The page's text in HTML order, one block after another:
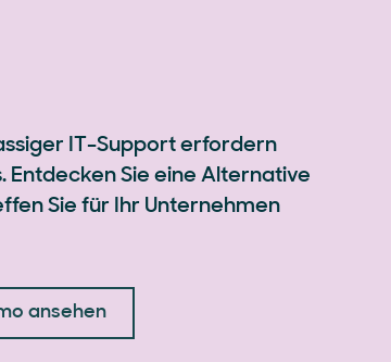
IT-Support erfordern
Entdecken Sie eine Alternative
Sie für Ihr Unternehmen
ansehen